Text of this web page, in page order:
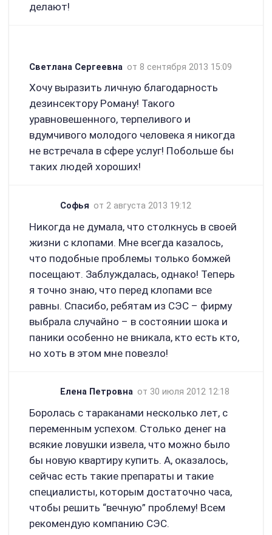
делают!
Светлана Сергеевна от 8 сентября 2013 15:09
Хочу выразить личную благодарность
дезинсектору Роману! Такого
уравновешенного, терпеливого и
вдумчивого молодого человека я никогда
не встречала в сфере услуг! Побольше бы
таких людей хороших!
Софья от 2 августа 2013 19:12
Никогда не думала, что столкнусь в своей
жизни с клопами. Мне всегда казалось,
что подобные проблемы только бомжей
посещают. Заблуждалась, однако! Теперь
я точно знаю, что перед клопами все
равны. Спасибо, ребятам из СЭС – фирму
выбрала случайно – в состоянии шока и
паники особенно не вникала, кто есть кто,
но хоть в этом мне повезло!
Елена Петровна от 30 июля 2012 12:18
Боролась с тараканами несколько лет, с
переменным успехом. Столько денег на
всякие ловушки извела, что можно было
бы новую квартиру купить. А, оказалось,
сейчас есть такие препараты и такие
специалисты, которым достаточно часа,
чтобы решить “вечную” проблему! Всем
рекомендую компанию СЭС.